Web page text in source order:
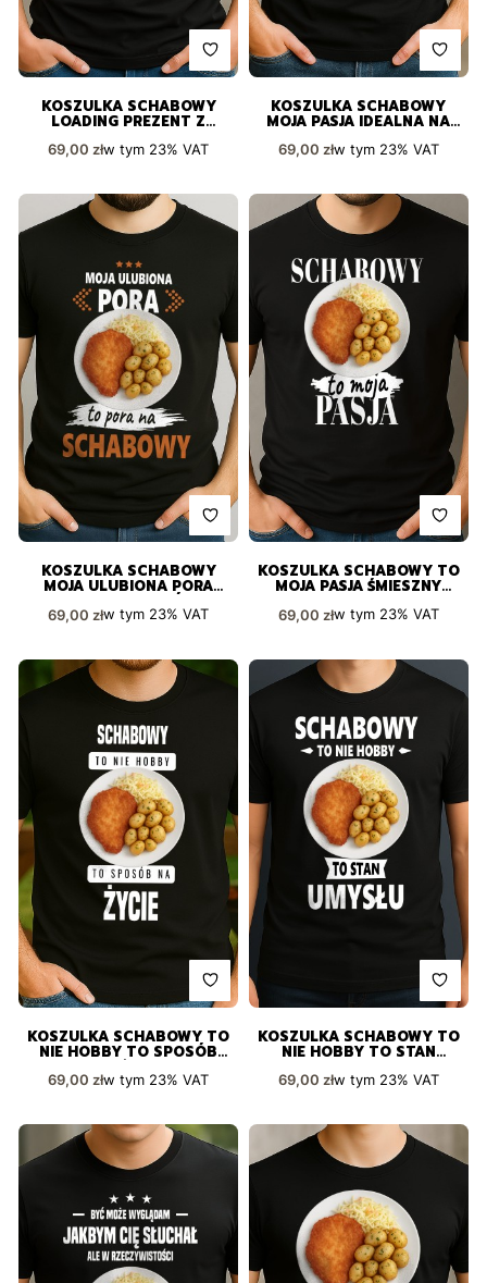
KOSZULKA SCHABOWY
LOADING PREZENT Z
Cena brutto
69,00 złw tym 23%VAT
KOSZULKA SCHABOWY
MOJA PASJA IDEALNA NA
Cena brutto
69,00 złw tym 23% VAT
KOSZULKA SCHABOWY
MOJA ULUBIONA PORA
Cena brutto
69,00 złw tym 23%VAT
KOSZULKA SCHABOWY TO
MOJA PASJA ŚMIESZNY
Cena brutto
69,00 złw tym 23% VAT
KOSZULKA SCHABOWY TO
NIE HOBBY TO SPOSÓB
NA ŻYCIE
Cena brutto
69,00 złw tym 23%VAT
KOSZULKA SCHABOWY TO
NIE HOBBY TO STAN
Cena brutto
69,00 złw tym 23% VAT